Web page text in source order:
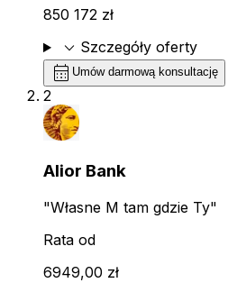
850 172 zł
expand_more Szczegóły oferty
calendar_month Umów darmową konsultację
2
Alior Bank
"Własne M tam gdzie Ty"
Rata od
6949,00 zł